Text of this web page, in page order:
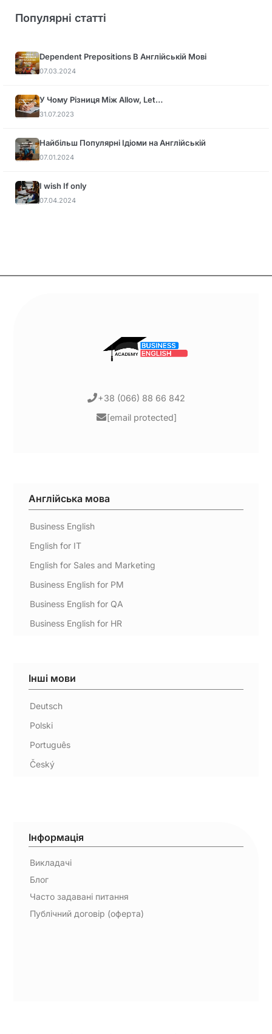
Популярні статті
Dependent Prepositions В Англійській Мові
07.03.2024
У Чому Різниця Між Allow, Let…
31.07.2023
Найбільш Популярні Ідіоми на Англійській
07.01.2024
I wish If only
07.04.2024
+38 (066) 88 66 842
[email protected]
Англійська мова
Business English
English for IT
English for Sales and Marketing
Business English for PM
Business English for QA
Business English for HR
Інші мови
Deutsch
Polski
Português
Český
Інформація
Викладачі
Блог
Часто задавані питання
Публічний договір (оферта)